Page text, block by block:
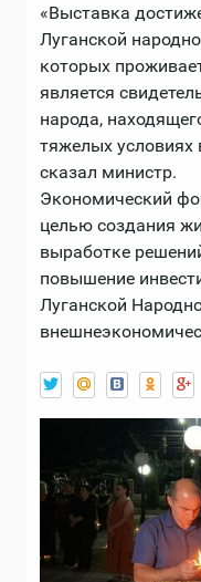
«Выставка
Луганской
которых
является
народа,
тяжелых условиях
сказал министр.
Экономический
целью создания
выработке
повышение
Луганской